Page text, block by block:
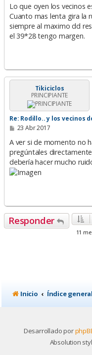
n
a
j
e
Lo que oyen los vecinos
Cuanto mas lenta gira la
siempre al maximo dd
el 39*28 tengo margen.
Tikiciclos
PRINCIPIANTE
Re: Rodillo.. y los vecinos
M
n
a
j
e
23 Abr 2017
A ver si de momento no
pregúntales
debería hacer mucho
Responder
11
Inicio Índice general
Desarrollado por
Absolution